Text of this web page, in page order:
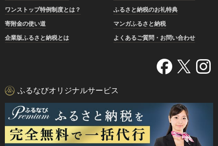
ワンストップ特例制度とは？
ふるさと納税のお礼特典
寄附金の使い道
マンガふるさと納税
企業版ふるさと納税とは
よくあるご質問・お問い合わせ
ふるなびオリジナルサービス